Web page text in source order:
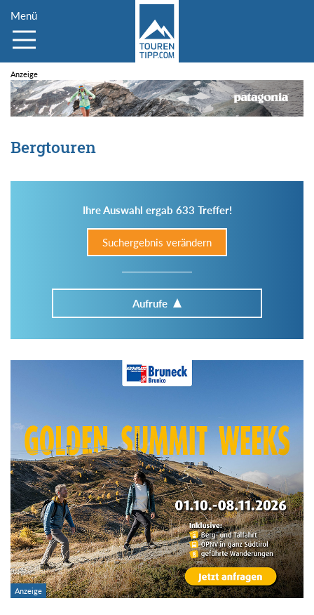
Menü
Bergtouren
Ihre Auswahl ergab 633 Treffer!
Suchergebnis verändern
Aufrufe
Im Tourenarchiv suchen
Region:
Gebirge:
Art der Tour: